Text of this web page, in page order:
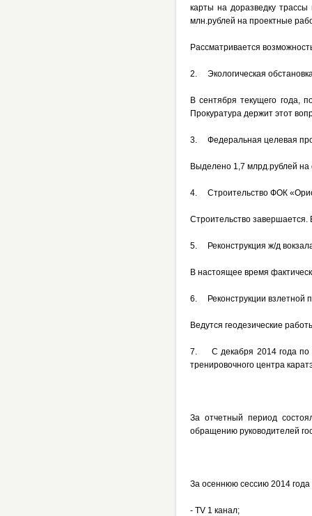
карты на доразведку
млн.рублей на проектные
Рассматривается
2. Экологическая
В сентября текущего года,
Прокуратура держит этот
3. Федеральная целевая
Выделено 1,7 млрд.рублей
4. Строительство ФОК
Строительство завершается.
5. Реконструкция ж/д
В настоящее время
6. Реконструкции взлетной
Ведутся геодезические
7. С декабря 2014 года по
тренировочного центра
За отчетный период
обращению руководителей
За осеннюю сессию 2014
- TV 1 канал;